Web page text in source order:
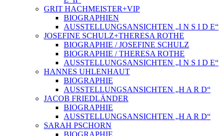
GRIT HACHMEISTER+VIP
BIOGRAPHIEN
AUSSTELLUNGSANSICHTEN „I N S I D E“
JOSEFINE SCHULZ+THERESA ROTHE
BIOGRAPHIE / JOSEFINE SCHULZ
BIOGRAPHIE / THERESA ROTHE
AUSSTELLUNGSANSICHTEN „I N S I D E“
HANNES UHLENHAUT
BIOGRAPHIE
AUSSTELLUNGSANSICHTEN „H A R D“
JACOB FRIEDLÄNDER
BIOGRAPHIE
AUSSTELLUNGSANSICHTEN „H A R D“
SARAH PSCHORN
BIOGRAPHIE